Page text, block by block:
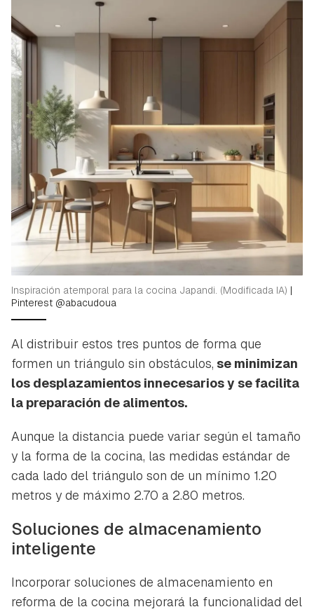
Inspiración atemporal para la cocina Japandi. (Modificada IA) |
Pinterest @abacudoua
Al distribuir estos tres puntos de forma que
formen un triángulo sin obstáculos, se minimizan
los desplazamientos innecesarios y se facilita
la preparación de alimentos.
Aunque la distancia puede variar según el tamaño
y la forma de la cocina, las medidas estándar de
cada lado del triángulo son de un mínimo 1.20
metros y de máximo 2.70 a 2.80 metros.
Soluciones de almacenamiento
inteligente
Incorporar soluciones de almacenamiento en
reforma de la cocina mejorará la funcionalidad del